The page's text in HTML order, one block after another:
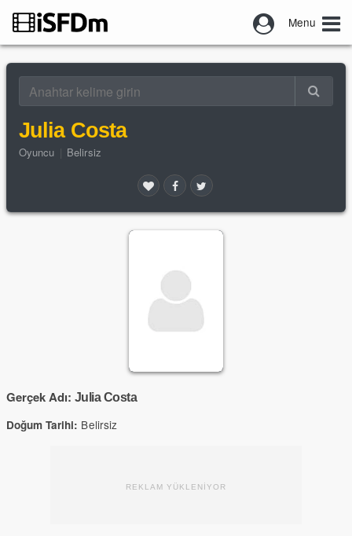
Menu
Julia Costa
Oyuncu Belirsiz
Gerçek Adı: Julia Costa
Doğum Tarihi: Belirsiz
REKLAM YÜKLENİYOR